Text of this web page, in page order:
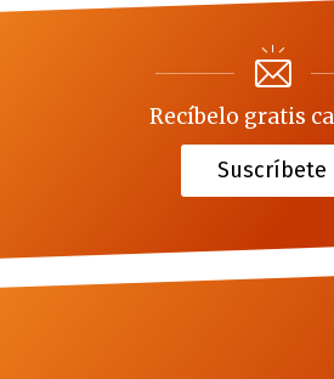
Recíbelo gratis
Suscríbete